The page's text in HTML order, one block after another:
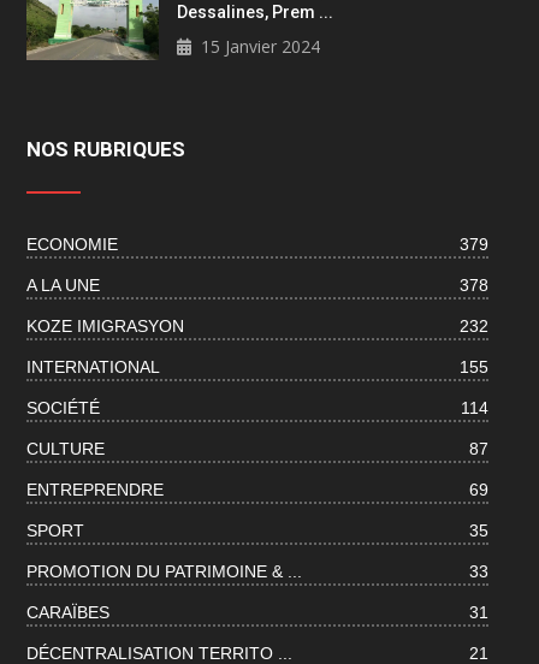
Dessalines, Prem ...
15 Janvier 2024
NOS RUBRIQUES
ECONOMIE 379
A LA UNE 378
KOZE IMIGRASYON 232
INTERNATIONAL 155
SOCIÉTÉ 114
CULTURE 87
ENTREPRENDRE 69
SPORT 35
PROMOTION DU PATRIMOINE & ... 33
CARAÏBES 31
DÉCENTRALISATION TERRITO ... 21